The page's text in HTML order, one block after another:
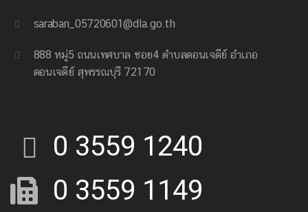
saraban_05720601@dla.go.th
888 หมู่5 ถนนเทศบาล ซอย4 ตำบลดอนเจดีย์ อำเภอ
ดอนเจดีย์ สุพรรณบุรี 72170
0 3559 1240
0 3559 1149